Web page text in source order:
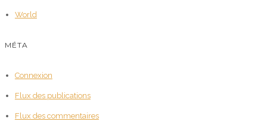
World
MÉTA
Connexion
Flux des publications
Flux des commentaires